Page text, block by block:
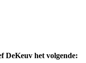
DeKeuv het volgende: